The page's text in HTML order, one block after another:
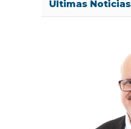
Últimas Noticias